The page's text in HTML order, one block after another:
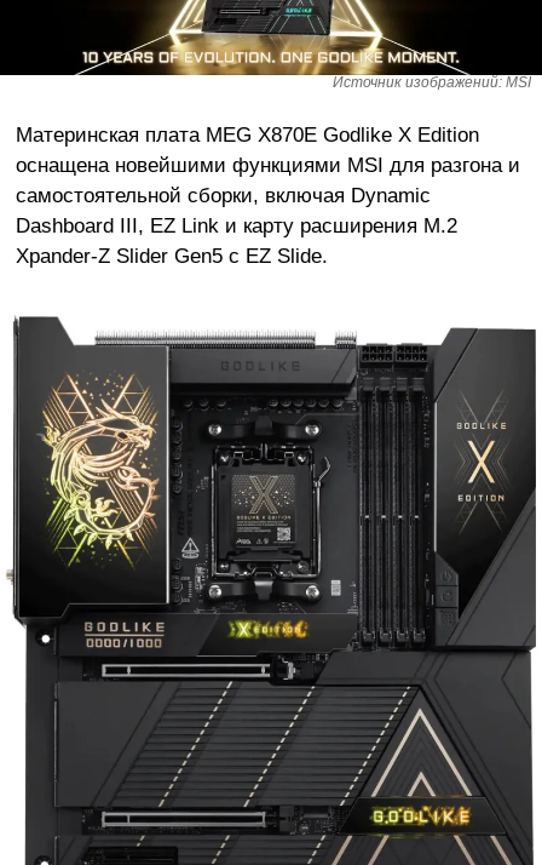
Источник изображений: MSI
Материнская плата MEG X870E Godlike X Edition
оснащена новейшими функциями MSI для разгона и
самостоятельной сборки, включая Dynamic
Dashboard III, EZ Link и карту расширения M.2
Xpander-Z Slider Gen5 с EZ Slide.